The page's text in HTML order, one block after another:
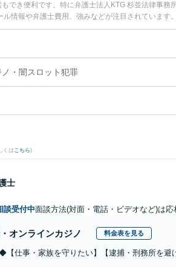
でき便利です。特に弁護士法人KTG 杉並法律事
情報や弁護士費用、強みなどが注目されていま
ンカジノのトラブル解決の実績豊富な近くの弁護
りの相談者さんにおすすめです。
・闇スロット犯罪
くは こちら)
士
談受付中面談方法(対面・電話・ビデオなど)は応
オンラインカジノ 料金表を見る
仕事・家族を守りたい】【逮捕・刑務所を避